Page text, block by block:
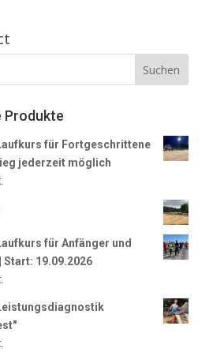
Produkte
für Fortgeschrittene
jederzeit möglich
für Anfänger und
19.09.2026